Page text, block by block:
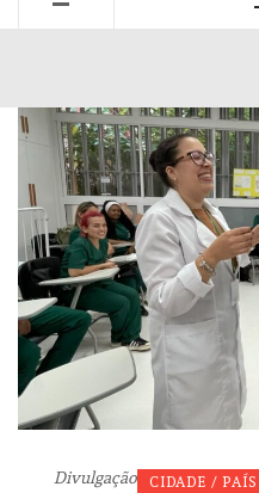
Divulgação CIDADE / PAÍS